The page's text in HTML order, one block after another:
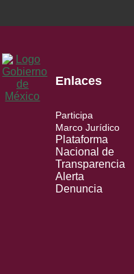
Enlaces
Participa
Marco Jurídico
Plataforma
Nacional de
Transparencia
Alerta
Denuncia